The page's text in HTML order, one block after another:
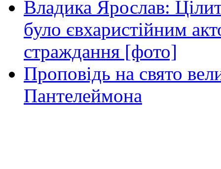
Владика Ярослав:
було євхаристійним
страждання [фото]
Проповідь на свято
Пантелеймона